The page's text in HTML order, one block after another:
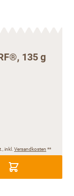
135 g
inkl. Versandkosten **